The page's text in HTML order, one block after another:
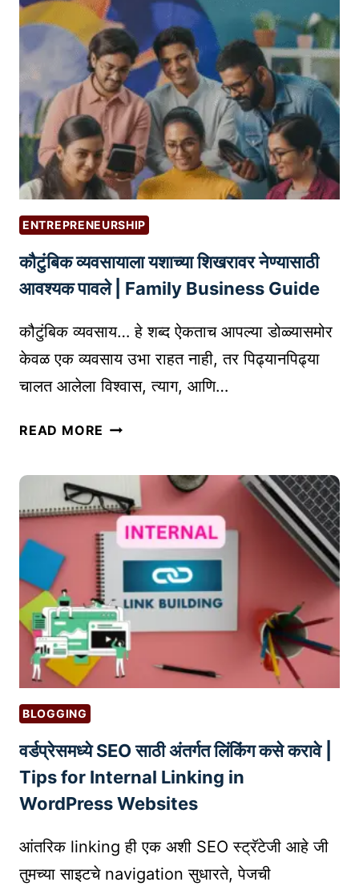
ENTREPRENEURSHIP
कौटुंबिक व्यवसायाला यशाच्या शिखरावर नेण्यासाठी
आवश्यक पावले | Family Business Guide
कौटुंबिक व्यवसाय… हे शब्द ऐकताच आपल्या डोळ्यासमोर
केवळ एक व्यवसाय उभा राहत नाही, तर पिढ्यानपिढ्या
चालत आलेला विश्वास, त्याग, आणि…
READ MORE कौ
क
व्य
व
सा
या
ला
य
शा
च्या
शि
व
र
ण्या
ठी
आ
BLOGGING
वर्डप्रेसमध्ये SEO साठी अंतर्गत लिंकिंग कसे करावे |
Tips for Internal Linking in
WordPress Websites
आंतरिक linking ही एक अशी SEO स्ट्रॅटेजी आहे जी
तुमच्या साइटचे navigation सुधारते, पेजची